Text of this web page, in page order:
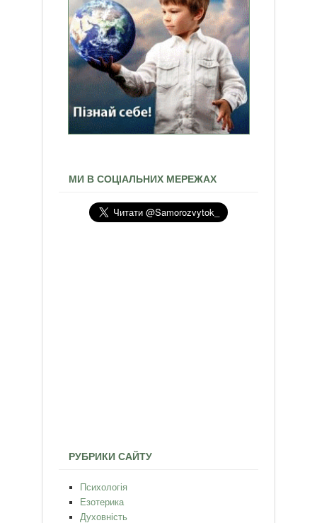
МИ В СОЦІАЛЬНИХ МЕРЕЖАХ
РУБРИКИ САЙТУ
Психологія
Езотерика
Духовність